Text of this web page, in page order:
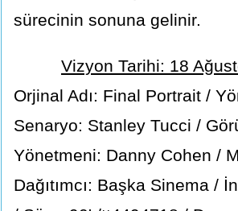
sürecinin sonuna gelinir.
Vizyon Tarihi: 18
Orjinal Adı: Final Portrait /
Senaryo: Stanley Tucci /
Yönetmeni: Danny Cohen /
Dağıtımcı: Başka Sinema /